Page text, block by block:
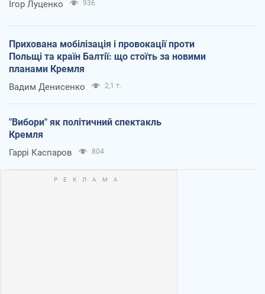
Ігор Луценко 936
Прихована мобілізація і провокації проти
Польщі та країн Балтії: що стоїть за новими
планами Кремля
Вадим Денисенко 2,1 т.
"Вибори" як політичний спектакль
Кремля
Гаррі Каспаров 804